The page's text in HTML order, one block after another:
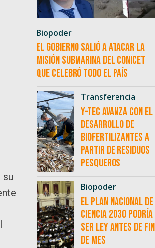
su
Biopoder
El Gobierno salió a atacar la
misión submarina del CONICET
que celebró todo el país
Transferencia
Y-TEC avanza con el
desarrollo de
biofertilizantes a
partir de residuos
pesqueros
Biopoder
El Plan Nacional de
Ciencia 2030 podría
ser ley antes de fin
de mes